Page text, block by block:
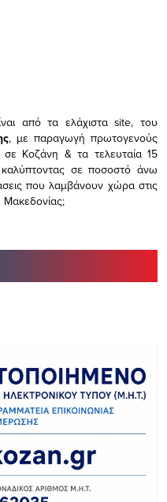
από τα ελάχισταsite, του
, με παραγωγή πρωτογενούς
σε Κοζάνη & τα τελευταία 15
σε ποσοστό άνω
που λαμβάνουν χώρα στις
Μακεδονίας;